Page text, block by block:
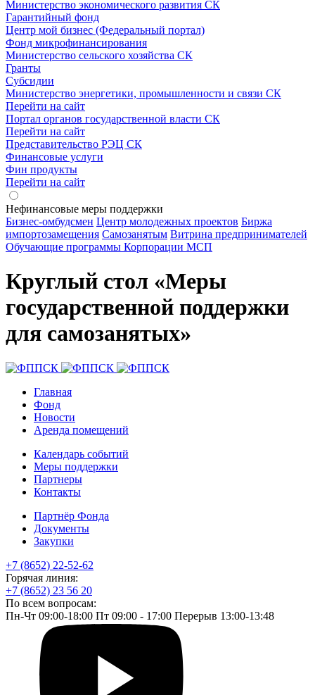
Министерство экономического развития СК
Гарантийный фонд
Центр мой бизнес (Федеральный портал)
Фонд микрофинансирования
Министерство сельского хозяйства СК
Гранты
Субсидии
Министерство энергетики, промышленности и связи СК
Перейти на сайт
Портал органов государственной власти СК
Перейти на сайт
Представительство РЭЦ СК
Финансовые услуги
Фин продукты
Перейти на сайт
Нефинансовые меры поддержки
Бизнес-омбудсмен Центр молодежных проектов Биржа
импортозамещения Cамозанятым Витрина предпринимателей
Обучающие программы Корпорации МСП
Круглый стол «Меры
государственной поддержки
для самозанятых»
Главная
Фонд
Новости
Аренда помещений
Календарь событий
Меры поддержки
Партнеры
Контакты
Партнёр Фонда
Документы
Закупки
+7 (8652) 22-52-62
Горячая линия:
+7 (8652) 23 56 20
По всем вопросам:
Пн-Чт 09:00-18:00 Пт 09:00 - 17:00 Перерыв 13:00-13:48